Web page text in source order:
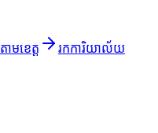
មខេត្ត
រកការិយាល័យ